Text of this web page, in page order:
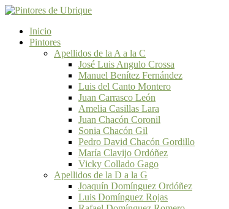
Inicio
Pintores
Apellidos de la A a la C
José Luis Angulo Crossa
Manuel Benítez Fernández
Luis del Canto Montero
Juan Carrasco León
Amelia Casillas Lara
Juan Chacón Coronil
Sonia Chacón Gil
Pedro David Chacón Gordillo
María Clavijo Ordóñez
Vicky Collado Gago
Apellidos de la D a la G
Joaquín Domínguez Ordóñez
Luis Domínguez Rojas